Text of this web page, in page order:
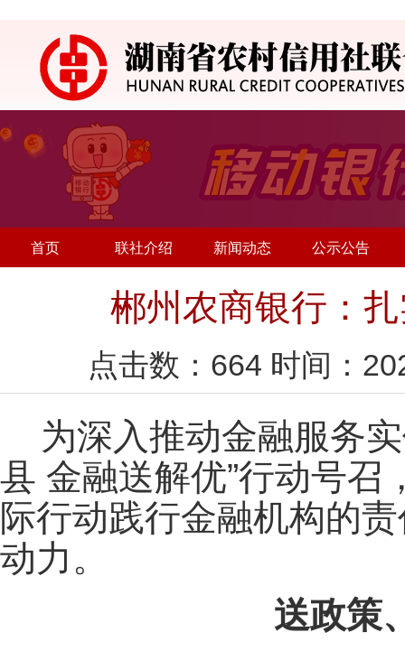
首页 联社介绍 新闻动态 公示公告
郴州农商银行：
点击数： 664 时间：
为深入推动金融服务
县 金融送解优”行动号
际行动践行金融机构的
动力。
送政策